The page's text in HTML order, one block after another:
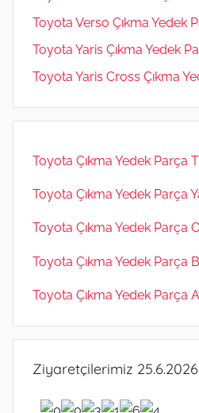
Toyota Verso Çıkma Yedek
Toyota Yaris Çıkma Yedek
Toyota Yaris Cross Çıkma
Toyota Çıkma Yedek Parça
Toyota Çıkma Yedek Parça
Toyota Çıkma Yedek Parça
Toyota Çıkma Yedek Parça
Toyota Çıkma Yedek Parça
Ziyaretçilerimiz 25.6.2026